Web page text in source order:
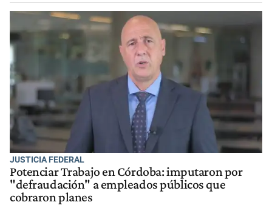
JUSTICIA FEDERAL
Potenciar Trabajo en Córdoba: imputaron por
"defraudación" a empleados públicos que
cobraron planes